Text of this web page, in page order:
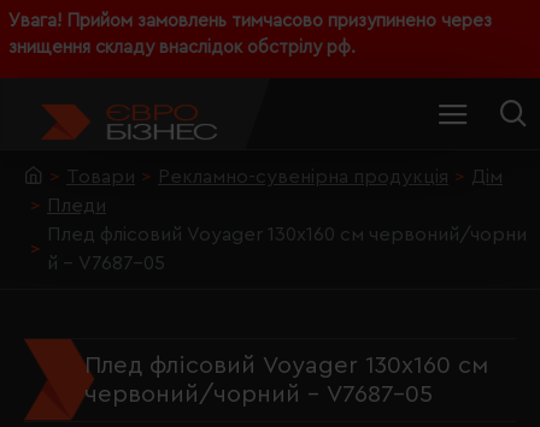
Увага! Прийом замовлень тимчасово призупинено через
знищення складу внаслідок обстрілу рф.
Товари Рекламно-сувенірна продукція
Дім
Пледи
Плед флісовий Voyager 130х160 см червоний/чорни
й - V7687-05
Плед флісовий Voyager 130х160 см
червоний/чорний - V7687-05